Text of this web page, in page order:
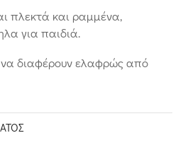
πλεκτά και ραμμένα,
για παιδιά.
διαφέρουν ελαφρώς από